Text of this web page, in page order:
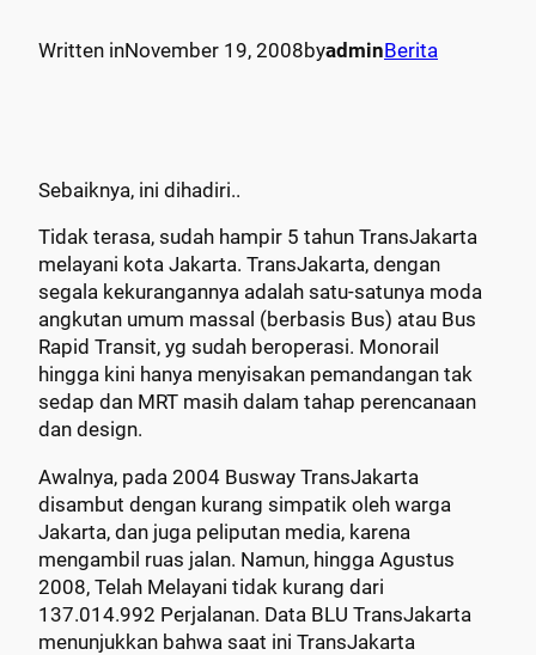
Written inNovember 19, 2008byadmin Berita
Sebaiknya, ini dihadiri..
Tidak terasa, sudah hampir 5 tahun TransJakarta
melayani kota Jakarta. TransJakarta, dengan
segala kekurangannya adalah satu-satunya moda
angkutan umum massal (berbasis Bus) atau Bus
Rapid Transit, yg sudah beroperasi. Monorail
hingga kini hanya menyisakan pemandangan tak
sedap dan MRT masih dalam tahap perencanaan
dan design.
Awalnya, pada 2004 Busway TransJakarta
disambut dengan kurang simpatik oleh warga
Jakarta, dan juga peliputan media, karena
mengambil ruas jalan. Namun, hingga Agustus
2008, Telah Melayani tidak kurang dari
137.014.992 Perjalanan. Data BLU TransJakarta
menunjukkan bahwa saat ini TransJakarta